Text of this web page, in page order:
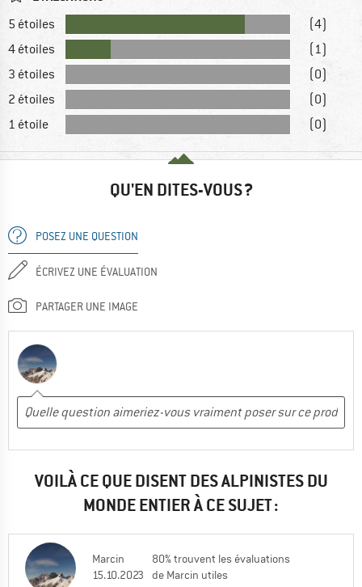
5 étoiles
(4)
4 étoiles
(1)
3 étoiles
(0)
2 étoiles
(0)
1 étoile
(0)
QU'EN DITES-VOUS ?
POSEZ UNE QUESTION
ÉCRIVEZ UNE ÉVALUATION
PARTAGER UNE IMAGE
VOILÀ CE QUE DISENT DES ALPINISTES DU
MONDE ENTIER À CE SUJET :
Marcin
15.10.2023
80% trouvent les évaluations
de Marcin utiles